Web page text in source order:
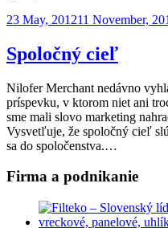
Posted
23 May, 201211 November,
Spoločný cieľ
Nilofer Merchant nedávno
príspevku, v ktorom niet ani
sme mali slovo marketing
Vysvetľuje, že spoločný cieľ
sa do spoločenstva.…
Firma a podnikanie